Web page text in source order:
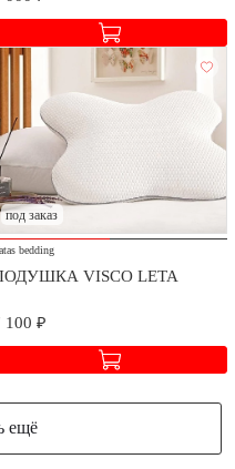
под заказ
bedding
VISCO LETA
100 ₽
ещё